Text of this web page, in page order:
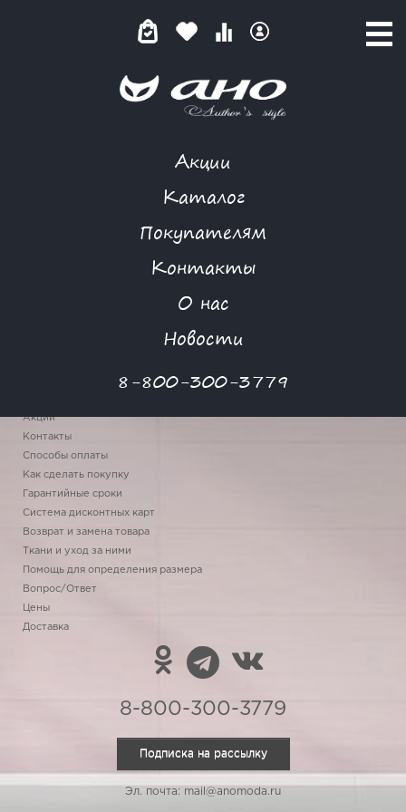
Акции
Каталог
Покупателям
Контакты
О нас
Новости
8-800-300-3779
КОМБИНЕЗОН
Акции
Контакты
Способы оплаты
Как сделать покупку
Гарантийные сроки
Система дисконтных карт
Возврат и замена товара
Ткани и уход за ними
Помощь для определения размера
Вопрос/Ответ
Цены
Доставка
8-800-300-3779
Подписка на рассылку
Эл. почта: mail@anomoda.ru